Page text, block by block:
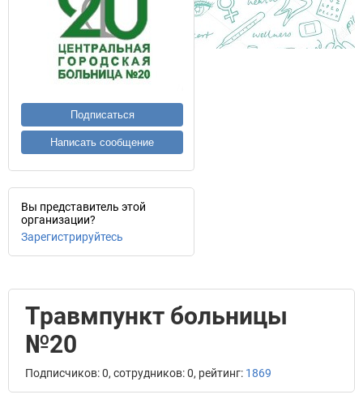
Подписаться
Написать сообщение
Вы представитель этой
организации?
Зарегистрируйтесь
Травмпункт больницы
№20
Подписчиков: 0, сотрудников: 0, рейтинг: 1869